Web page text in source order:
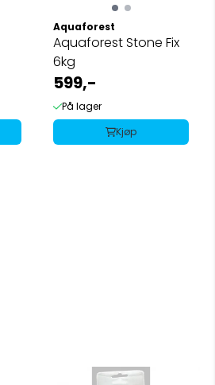
Aquaforest
Aquaforest Stone Fix
6kg
599,-
På lager
Kjøp